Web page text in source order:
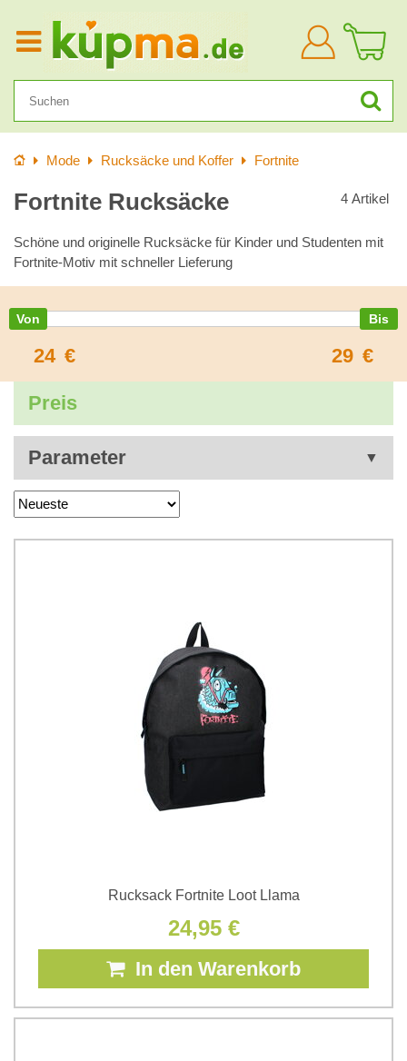
Anmelden
Startseite
Mode Rucksäcke und Koffer Fortnite
Fortnite Rucksäcke 4 Artikel
Schöne und originelle Rucksäcke für Kinder und Studenten mit
Fortnite-Motiv mit schneller Lieferung
24 € 29 €
Preis
Parameter
Rucksack Fortnite Loot Llama
24,95 €
In den Warenkorb